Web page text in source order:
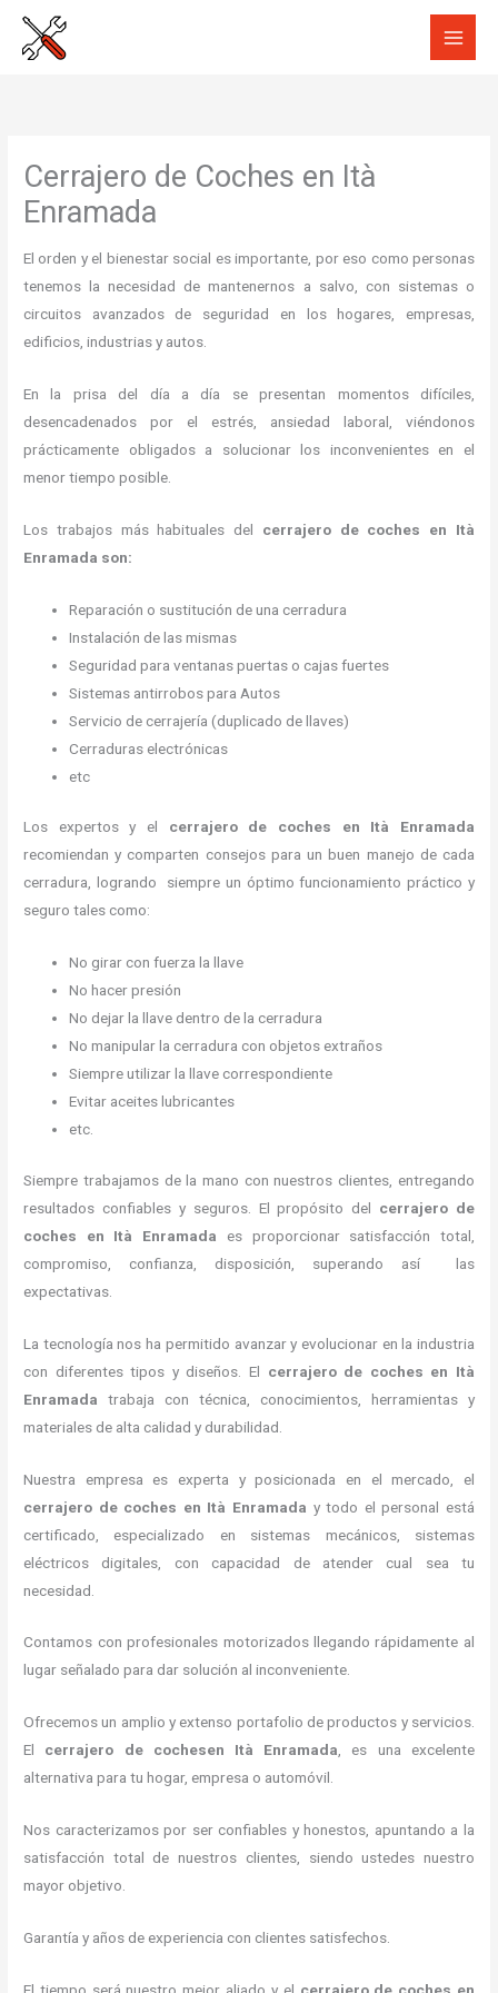
Cerrajero de Coches en Ità
Enramada
El orden y el bienestar social es importante, por eso como personas
tenemos la necesidad de mantenernos a salvo, con sistemas o
circuitos avanzados de seguridad en los hogares, empresas,
edificios, industrias y autos.
En la prisa del día a día se presentan momentos difíciles,
desencadenados por el estrés, ansiedad laboral, viéndonos
prácticamente obligados a solucionar los inconvenientes en el
menor tiempo posible.
Los trabajos más habituales del cerrajero de coches en Ità
Enramada son:
Reparación o sustitución de una cerradura
Instalación de las mismas
Seguridad para ventanas puertas o cajas fuertes
Sistemas antirrobos para Autos
Servicio de cerrajería (duplicado de llaves)
Cerraduras electrónicas
etc
Los expertos y el cerrajero de coches en Ità Enramada
recomiendan y comparten consejos para un buen manejo de cada
cerradura, logrando siempre un óptimo funcionamiento práctico y
seguro tales como:
No girar con fuerza la llave
No hacer presión
No dejar la llave dentro de la cerradura
No manipular la cerradura con objetos extraños
Siempre utilizar la llave correspondiente
Evitar aceites lubricantes
etc.
Siempre trabajamos de la mano con nuestros clientes, entregando
resultados confiables y seguros. El propósito del cerrajero de
coches en Ità Enramada es proporcionar satisfacción total,
compromiso, confianza, disposición, superando así las
expectativas.
La tecnología nos ha permitido avanzar y evolucionar en la industria
con diferentes tipos y diseños. El cerrajero de coches en Ità
Enramada trabaja con técnica, conocimientos, herramientas y
materiales de alta calidad y durabilidad.
Nuestra empresa es experta y posicionada en el mercado, el
cerrajero de coches en Ità Enramada y todo el personal está
certificado, especializado en sistemas mecánicos, sistemas
eléctricos digitales, con capacidad de atender cual sea tu
necesidad.
Contamos con profesionales motorizados llegando rápidamente al
lugar señalado para dar solución al inconveniente.
Ofrecemos un amplio y extenso portafolio de productos y servicios.
El cerrajero de cochesen Ità Enramada, es una excelente
alternativa para tu hogar, empresa o automóvil.
Nos caracterizamos por ser confiables y honestos, apuntando a la
satisfacción total de nuestros clientes, siendo ustedes nuestro
mayor objetivo.
Garantía y años de experiencia con clientes satisfechos.